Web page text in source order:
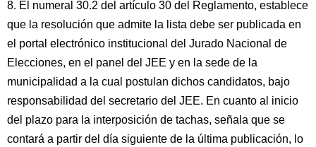
8. El numeral 30.2 del artículo 30 del Reglamento, establece
que la resolución que admite la lista debe ser publicada en
el portal electrónico institucional del Jurado Nacional de
Elecciones, en el panel del JEE y en la sede de la
municipalidad a la cual postulan dichos candidatos, bajo
responsabilidad del secretario del JEE. En cuanto al inicio
del plazo para la interposición de tachas, señala que se
contará a partir del día siguiente de la última publicación, lo